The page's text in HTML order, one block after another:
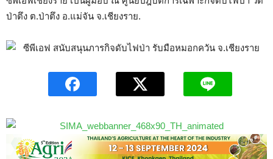
ป่าตึง ต.ป่าตึง อ.แม่จัน จ.เชียงราย.